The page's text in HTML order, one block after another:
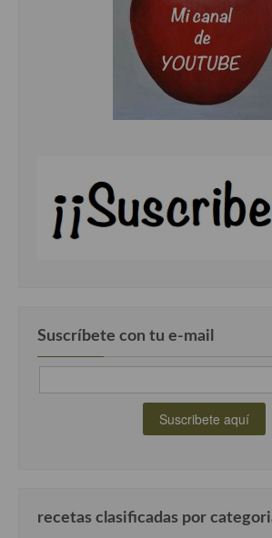
Suscríbete con tu e-mail
recetas clasificadas por